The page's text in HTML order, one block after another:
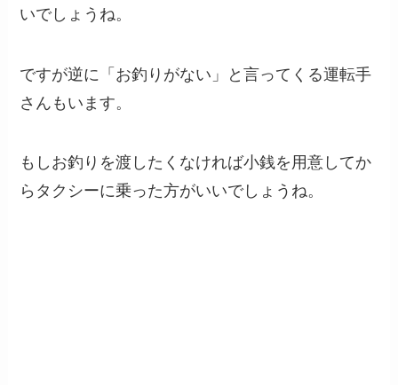
いでしょうね。
ですが逆に「お釣りがない」と言ってくる運転手
さんもいます。
もしお釣りを渡したくなければ小銭を用意してか
らタクシーに乗った方がいいでしょうね。